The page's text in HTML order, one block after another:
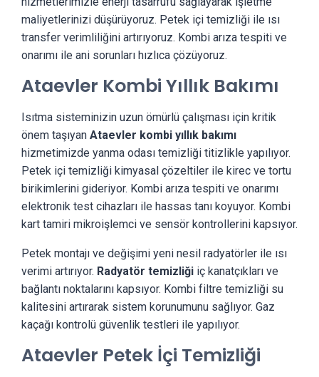
maliyetlerinizi düşürüyoruz. Petek içi temizliği ile ısı
transfer verimliliğini artırıyoruz. Kombi arıza tespiti ve
onarımı ile ani sorunları hızlıca çözüyoruz.
Ataevler Kombi Yıllık Bakımı
Isıtma sisteminizin uzun ömürlü çalışması için kritik
önem taşıyan Ataevler kombi yıllık bakımı
hizmetimizde yanma odası temizliği titizlikle yapılıyor.
Petek içi temizliği kimyasal çözeltiler ile kirec ve tortu
birikimlerini gideriyor. Kombi arıza tespiti ve onarımı
elektronik test cihazları ile hassas tanı koyuyor. Kombi
kart tamiri mikroişlemci ve sensör kontrollerini kapsıyor.
Petek montajı ve değişimi yeni nesil radyatörler ile ısı
verimi artırıyor. Radyatör temizliği iç kanatçıkları ve
bağlantı noktalarını kapsıyor. Kombi filtre temizliği su
kalitesini artırarak sistem korunumunu sağlıyor. Gaz
kaçağı kontrolü güvenlik testleri ile yapılıyor.
Ataevler Petek İçi Temizliği